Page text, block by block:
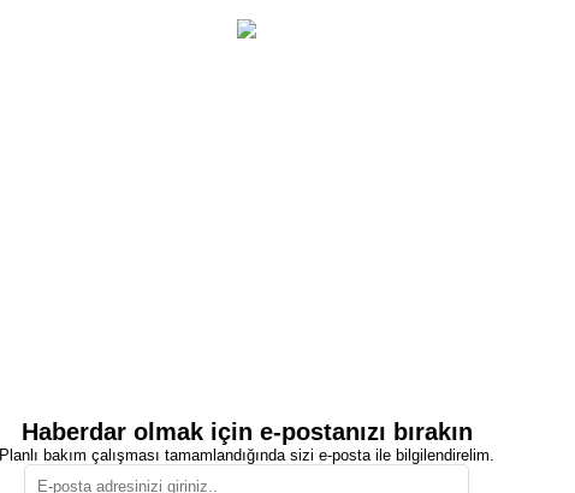
Haberdar olmak için e-postanızı bırakın
Planlı bakım çalışması tamamlandığında sizi e-posta ile bilgilendirelim.